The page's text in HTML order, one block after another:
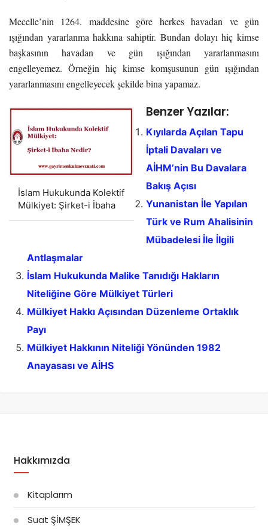
Mecelle’nin 1264. maddesine göre herkes havadan ve gün
ışığından yararlanma hakkına sahiptir. Bundan dolayı hiç kimse
başkasının havadan ve gün ışığından yararlanmasını
engelleyemez. Örneğin hiç kimse komşusunun gün ışığından
yararlanmasını engelleyecek şekilde bina yapamaz.
İslam Hukukunda Kolektif
Mülkiyet: Şirket-i İbaha
Benzer Yazılar:
Kıyılarda Açılan Tapu
İptali Davaları ve
AİHM’nin Bu Davalara
Bakış Açısı
Yunanistan İle Yapılan
Türk ve Rum Ahalisinin
Mübadelesi İle İlgili
Antlaşmalar
İslam Hukukunda Malike Tanıdığı Hakların
Niteliğine Göre Mülkiyet Türleri
Mülkiyet Hakkı Açısından Düzenleme Ortaklık
Payı
Mülkiyet Hakkının Niteliği Yönünden 1982
Anayasası ve AİHS
Hakkımızda
Kitaplarım
Suat ŞİMŞEK